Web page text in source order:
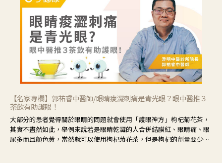
【名家專欄】郭祐睿中醫師/眼睛痠澀刺痛是青光眼？眼中醫推３
茶飲有助護眼！
大部分的患者覺得關於眼睛的問題就會使用「護眼神方」枸杞菊花茶，
其實不盡然如此，舉例來說若是眼睛乾澀的人合併結膜紅、眼睛痛、眼
屎多而且顏色黃，當然就可以使用枸杞菊花茶，但是枸杞的劑量要少，